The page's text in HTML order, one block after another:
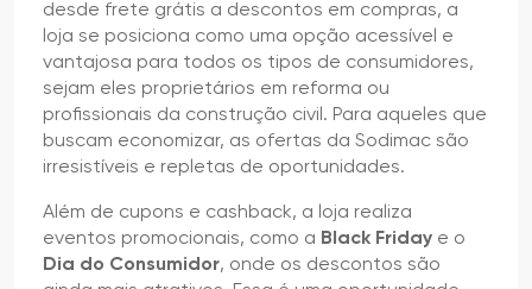
desde frete grátis a descontos em compras, a
loja se posiciona como uma opção acessível e
vantajosa para todos os tipos de consumidores,
sejam eles proprietários em reforma ou
profissionais da construção civil. Para aqueles que
buscam economizar, as ofertas da Sodimac são
irresistíveis e repletas de oportunidades.
Além de cupons e cashback, a loja realiza
eventos promocionais, como a Black Friday e o
Dia do Consumidor, onde os descontos são